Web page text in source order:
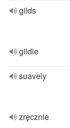
gilds
gildie
suavely
zręcznie